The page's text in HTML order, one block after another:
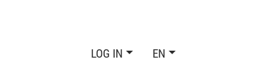
LOG IN EN